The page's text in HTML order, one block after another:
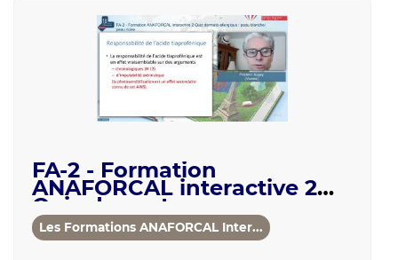
FA-2 - Formation
ANAFORCAL interactive 2
Quiz dermato-
allergologique : peau
blanche/peau n...
Les Formations ANAFORCAL Inter...